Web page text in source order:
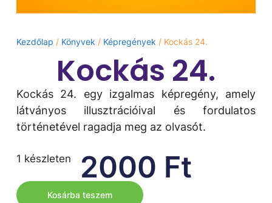
Kezdőlap / Könyvek / Képregények / Kockás 24.
Kockás 24.
Kockás 24. egy izgalmas képregény, amely
látványos illusztrációival és fordulatos
történetével ragadja meg az olvasót.
2000 Ft
1 készleten
Kosárba teszem